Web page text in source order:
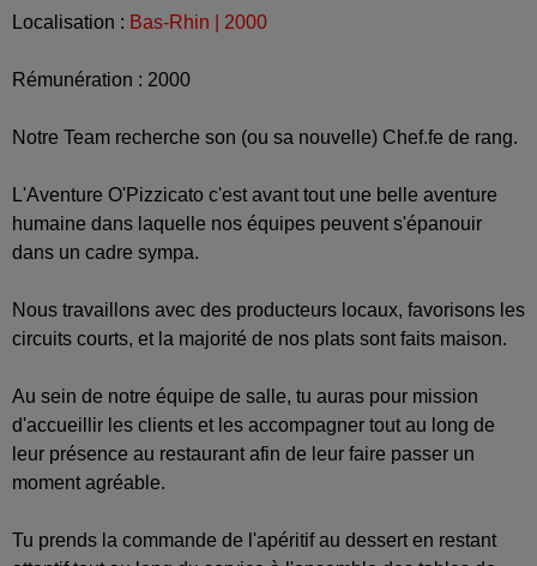
Localisation : Bas-Rhin | 2000
Rémunération : 2000
Notre Team recherche son (ou sa nouvelle) Chef.fe de rang.
L'Aventure O'Pizzicato c'est avant tout une belle aventure
humaine dans laquelle nos équipes peuvent s'épanouir
dans un cadre sympa.
Nous travaillons avec des producteurs locaux, favorisons les
circuits courts, et la majorité de nos plats sont faits maison.
Au sein de notre équipe de salle, tu auras pour mission
d'accueillir les clients et les accompagner tout au long de
leur présence au restaurant afin de leur faire passer un
moment agréable.
Tu prends la commande de l'apéritif au dessert en restant